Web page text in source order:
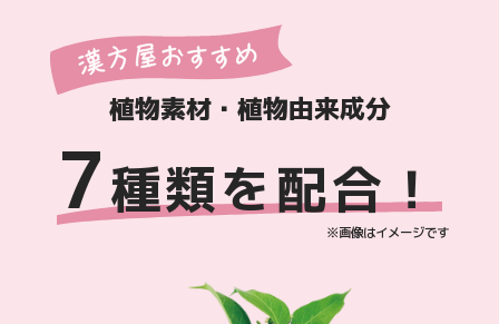
植物素材・植物由来成分
7種類を配合！
※画像はイメージです